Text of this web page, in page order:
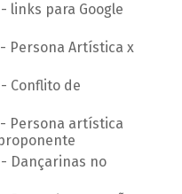
- links para Google
- Persona Artística x
- Conflito de
- Persona artística
- Dançarinas no